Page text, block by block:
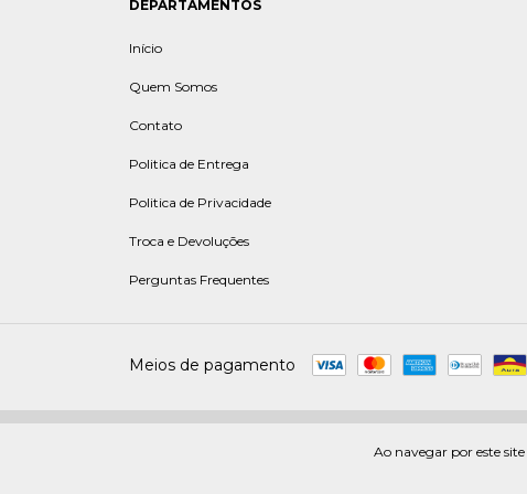
Ao navegar por este site
DEPARTAMENTOS
Início
Quem Somos
Contato
Politica de Entrega
Politica de Privacidade
Troca e Devoluções
Perguntas Frequentes
Meios de pagamento